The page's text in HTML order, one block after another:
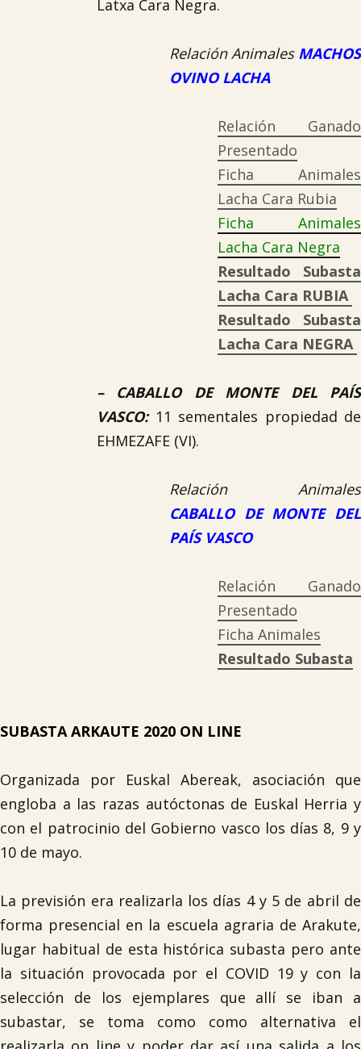
Latxa Cara Negra.
Relación Animales MACHOS
OVINO LACHA
Relación Ganado
Presentado
Ficha Animales
Lacha Cara Rubia
Ficha Animales
Lacha Cara Negra
Resultado Subasta
Lacha Cara RUBIA
Resultado Subasta
Lacha Cara NEGRA
– CABALLO DE MONTE DEL PAÍS
VASCO:11 sementales propiedad de
EHMEZAFE (VI).
Relación Animales
CABALLO DE MONTE DEL
PAÍS VASCO
Relación Ganado
Presentado
Ficha Animales
Resultado Subasta
SUBASTA ARKAUTE 2020 ON LINE
Organizada por Euskal Abereak, asociación que
engloba a las razas autóctonas de Euskal Herria y
con el patrocinio del Gobierno vasco los días 8, 9 y
10 de mayo.
La previsión era realizarla los días 4 y 5 de abril de
forma presencial en la escuela agraria de Arakute,
lugar habitual de esta histórica subasta pero ante
la situación provocada por el COVID 19 y con la
selección de los ejemplares que allí se iban a
subastar, se toma como como alternativa el